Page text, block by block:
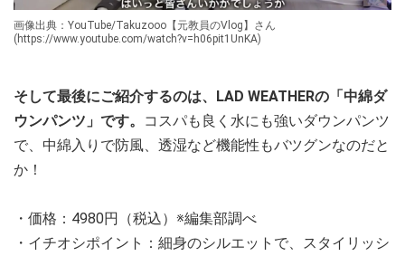
画像出典：YouTube/Takuzooo【元教員のVlog】さん
(https://www.youtube.com/watch?v=h06pit1UnKA)
そして最後にご紹介するのは、LAD WEATHERの「中綿ダ
ウンパンツ」です。
コスパも良く水にも強いダウンパンツ
で、中綿入りで防風、透湿など機能性もバツグンなのだと
か！
・価格：4980円（税込）※編集部調べ
・イチオシポイント：細身のシルエットで、スタイリッシ